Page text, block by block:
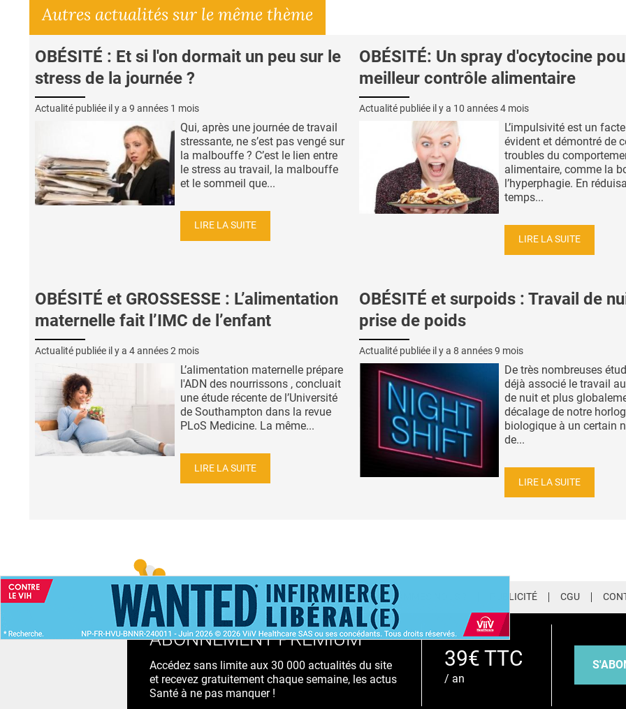
Autres actualités sur le même thème
OBÉSITÉ : Et si l'on dormait un peu sur le
stress de la journée ?
Actualité publiée il y a 9 années 1 mois
Qui, après une journée de travail
stressante, ne s’est pas vengé sur
la malbouffe ? C’est le lien entre
le stress au travail, la malbouffe
et le sommeil que...
LIRE LA SUITE
OBÉSITÉ: Un spray d'ocytocine
meilleur contrôle alimentaire
Actualité publiée il y a 10 années 4 mois
L’impulsivité est un
évident et démontré de
troubles du
alimentaire, comme la
l’hyperphagie. En
temps...
LIRE LA SUITE
OBÉSITÉ et GROSSESSE : L’alimentation
maternelle fait l’IMC de l’enfant
Actualité publiée il y a 4 années 2 mois
L’alimentation maternelle prépare
l'ADN des nourrissons , concluait
une étude récente de l’Université
de Southampton dans la revue
PLoS Medicine. La même...
LIRE LA SUITE
OBÉSITÉ et surpoids : Travail de
prise de poids
Actualité publiée il y a 8 années 9 mois
De très nombreuses
déjà associé le travail
de nuit et plus
décalage de notre
biologique à un certain
de...
LIRE LA SUITE
ACCUEIL NEWSLETTER QUI SOMMES-NOUS ? PUBLICITÉ CGU
ABONNEMENT PREMIUM
Accédez sans limite aux 30 000 actualités du site
et recevez gratuitement chaque semaine, les actus
Santé à ne pas manquer !
39€ TTC
/ an